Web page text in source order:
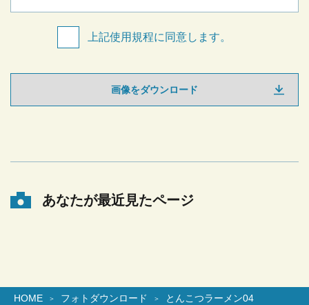
上記使用規程に同意します。
画像をダウンロード
あなたが最近見たページ
HOME フォトダウンロード とんこつラーメン04